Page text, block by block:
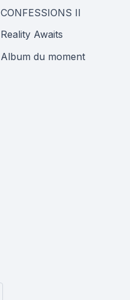
CONFESSIONS II
Reality Awaits
Album du moment